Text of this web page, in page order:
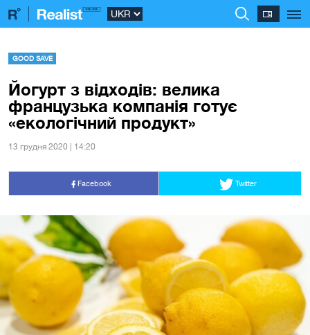
GOOD SAVE
Йогурт з відходів: велика
французька компанія готує
«екологічний продукт»
13 грудня 2020 | 14:20
Facebook Twitter